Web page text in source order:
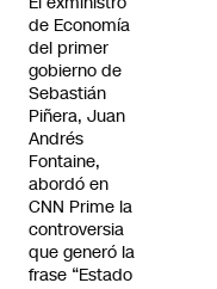
de Economía
del primer
gobierno de
Sebastián
Piñera, Juan
Andrés
Fontaine,
abordó en
CNN Prime la
controversia
que generó la
frase “Estado